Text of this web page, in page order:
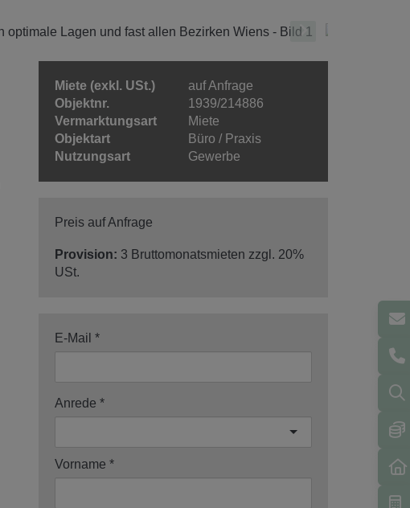
Miete (exkl. USt.)
auf Anfrage
Objektnr.
1939/214886
Vermarktungsart
Miete
Objektart
Büro / Praxis
Nutzungsart
Gewerbe
Preis auf Anfrage
Provision: 3 Bruttomonatsmieten zzgl. 20%
USt.
E-Mail
Anrede
Vorname